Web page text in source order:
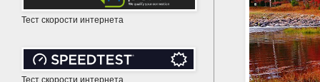
Тест скорости интернета
Тест скорости интернета